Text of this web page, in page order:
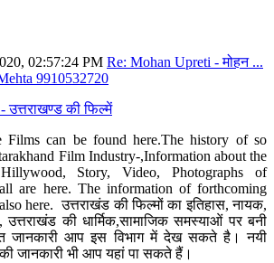
02:57:24 PM Re: Mohan Upreti - मोहन ...
9910532720
उत्तराखण्ड की फिल्में
Films can be found here.The history of so
Film Industry-,Information about the
Story, Video, Photographs of
are here. The information of forthcoming
here. उत्तराखंड की फिल्मों का इतिहास, नायक,
उत्तराखंड की धार्मिक,सामाजिक समस्याओं पर बनी
जानकारी आप इस विभाग में देख सकते है। नयी
की जानकारी भी आप यहां पा सकते हैं।